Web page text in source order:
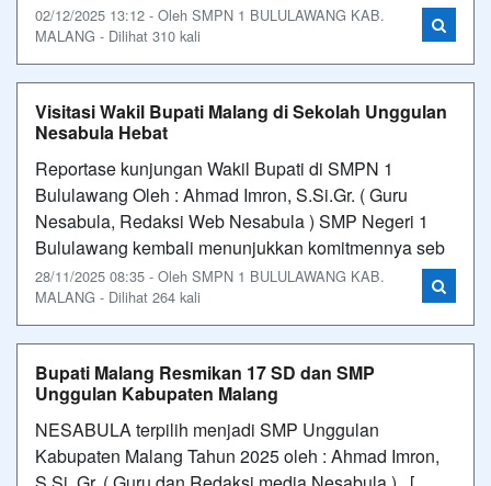
02/12/2025 13:12 - Oleh SMPN 1 BULULAWANG KAB.
MALANG - Dilihat 310 kali
Visitasi Wakil Bupati Malang di Sekolah Unggulan
Nesabula Hebat
Reportase kunjungan Wakil Bupati di SMPN 1
Bululawang Oleh : Ahmad Imron, S.Si.Gr. ( Guru
Nesabula, Redaksi Web Nesabula ) SMP Negeri 1
Bululawang kembali menunjukkan komitmennya seb
28/11/2025 08:35 - Oleh SMPN 1 BULULAWANG KAB.
MALANG - Dilihat 264 kali
Bupati Malang Resmikan 17 SD dan SMP
Unggulan Kabupaten Malang
NESABULA terpilih menjadi SMP Unggulan
Kabupaten Malang Tahun 2025 oleh : Ahmad Imron,